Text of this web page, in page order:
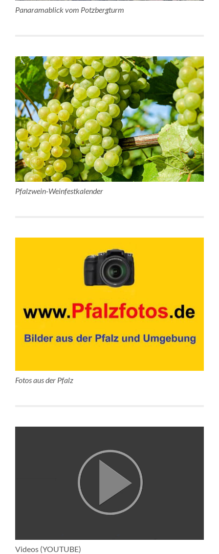
Panaramablick vom Potzbergturm
Pfalzwein-Weinfestkalender
Fotos aus der Pfalz
Videos (YOUTUBE)